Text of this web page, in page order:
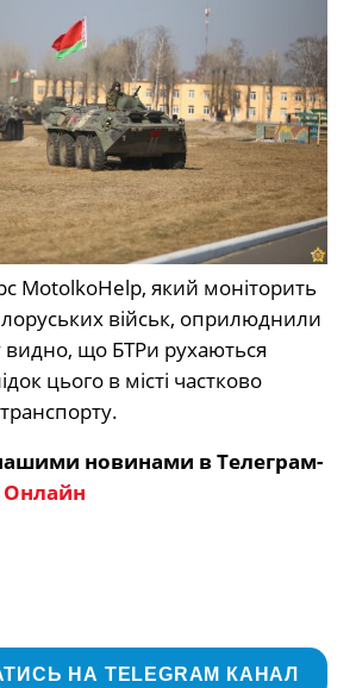
MotolkoHelp, який моніторить
військ, оприлюднили
видно, що БТРи рухаються
цього в місті частково
новинами в Телеграм-
Онлайн
НА TELEGRAM КАНАЛ